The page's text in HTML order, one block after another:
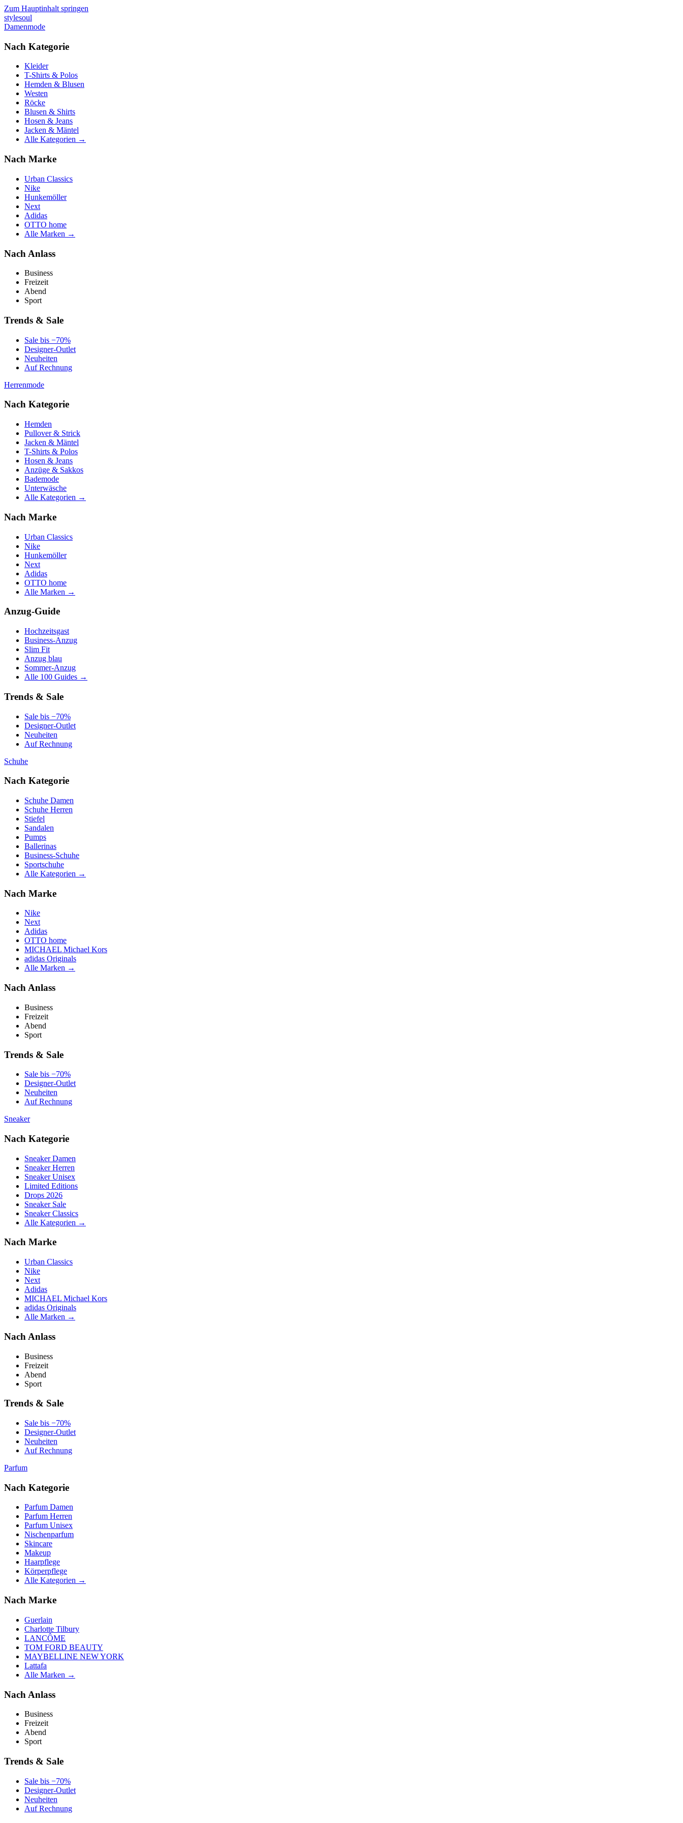
Zum Hauptinhalt springen
stylesoul
Damenmode
Nach Kategorie
Kleider
T-Shirts & Polos
Hemden & Blusen
Westen
Röcke
Blusen & Shirts
Hosen & Jeans
Jacken & Mäntel
Alle Kategorien →
Nach Marke
Urban Classics
Nike
Hunkemöller
Next
Adidas
OTTO home
Alle Marken →
Nach Anlass
Business
Freizeit
Abend
Sport
Trends & Sale
Sale bis −70%
Designer-Outlet
Neuheiten
Auf Rechnung
Herrenmode
Nach Kategorie
Hemden
Pullover & Strick
Jacken & Mäntel
T-Shirts & Polos
Hosen & Jeans
Anzüge & Sakkos
Bademode
Unterwäsche
Alle Kategorien →
Nach Marke
Urban Classics
Nike
Hunkemöller
Next
Adidas
OTTO home
Alle Marken →
Anzug-Guide
Hochzeitsgast
Business-Anzug
Slim Fit
Anzug blau
Sommer-Anzug
Alle 100 Guides →
Trends & Sale
Sale bis −70%
Designer-Outlet
Neuheiten
Auf Rechnung
Schuhe
Nach Kategorie
Schuhe Damen
Schuhe Herren
Stiefel
Sandalen
Pumps
Ballerinas
Business-Schuhe
Sportschuhe
Alle Kategorien →
Nach Marke
Nike
Next
Adidas
OTTO home
MICHAEL Michael Kors
adidas Originals
Alle Marken →
Nach Anlass
Business
Freizeit
Abend
Sport
Trends & Sale
Sale bis −70%
Designer-Outlet
Neuheiten
Auf Rechnung
Sneaker
Nach Kategorie
Sneaker Damen
Sneaker Herren
Sneaker Unisex
Limited Editions
Drops 2026
Sneaker Sale
Sneaker Classics
Alle Kategorien →
Nach Marke
Urban Classics
Nike
Next
Adidas
MICHAEL Michael Kors
adidas Originals
Alle Marken →
Nach Anlass
Business
Freizeit
Abend
Sport
Trends & Sale
Sale bis −70%
Designer-Outlet
Neuheiten
Auf Rechnung
Parfum
Nach Kategorie
Parfum Damen
Parfum Herren
Parfum Unisex
Nischenparfum
Skincare
Makeup
Haarpflege
Körperpflege
Alle Kategorien →
Nach Marke
Guerlain
Charlotte Tilbury
LANCÔME
TOM FORD BEAUTY
MAYBELLINE NEW YORK
Lattafa
Alle Marken →
Nach Anlass
Business
Freizeit
Abend
Sport
Trends & Sale
Sale bis −70%
Designer-Outlet
Neuheiten
Auf Rechnung